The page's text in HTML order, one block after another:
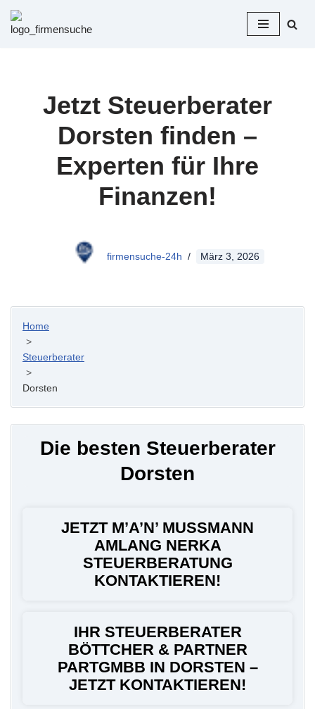
Zum
Jetzt Steuerberater
Dorsten finden –
Experten für Ihre
Finanzen!
firmensuche-24h März 3, 2026
Home
>
Steuerberater
>
Dorsten
Die besten Steuerberater
Dorsten
JETZT M’A’N’ MUSSMANN
AMLANG NERKA
STEUERBERATUNG
KONTAKTIEREN!
IHR STEUERBERATER
BÖTTCHER & PARTNER
PARTGMBB IN DORSTEN –
JETZT KONTAKTIEREN!